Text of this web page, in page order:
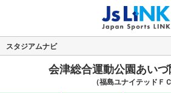
スタジアムナビ
会津総合運動公園あい
（福島ユナイテッドＦＣ